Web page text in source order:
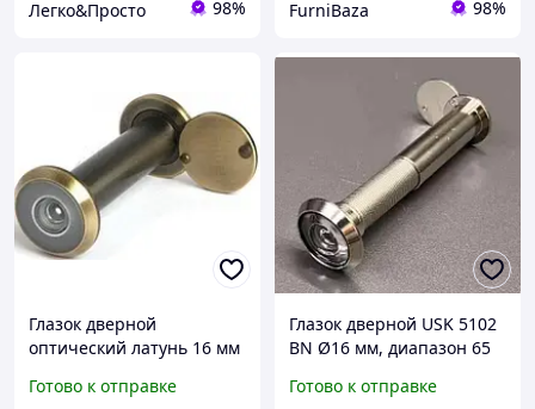
Легко&Просто 98% FurniBaza 98%
Глазок дверной
оптический латунь 16 мм
входных деревянных и
Готово к отправке
Глазок дверной USK 5102
BN Ø16 мм, диапазон 65
дверей, черный никель
Готово к отправке